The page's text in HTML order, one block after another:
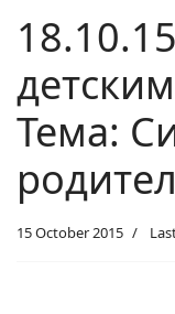
Тема:
15 October 2015